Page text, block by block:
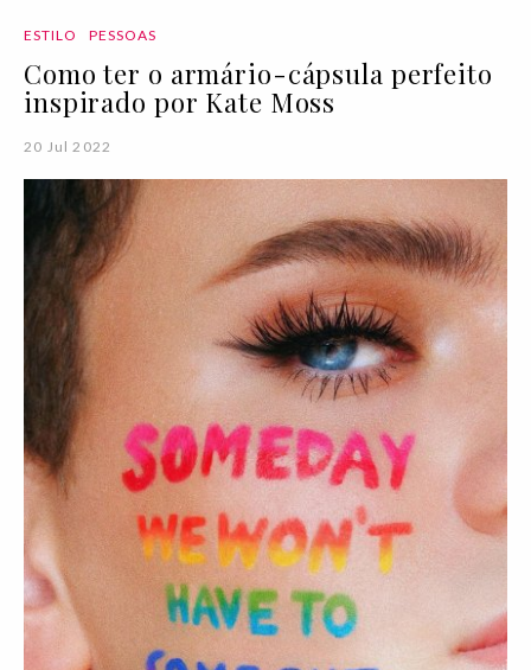
ESTILO PESSOAS
Como ter o armário-cápsula perfeito
inspirado por Kate Moss
20 Jul 2022